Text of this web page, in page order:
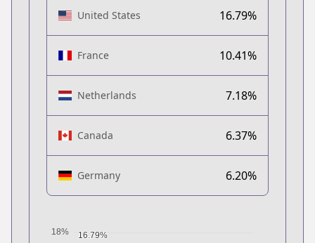
United States 16.79%
France 10.41%
Netherlands 7.18%
Canada 6.37%
Germany 6.20%